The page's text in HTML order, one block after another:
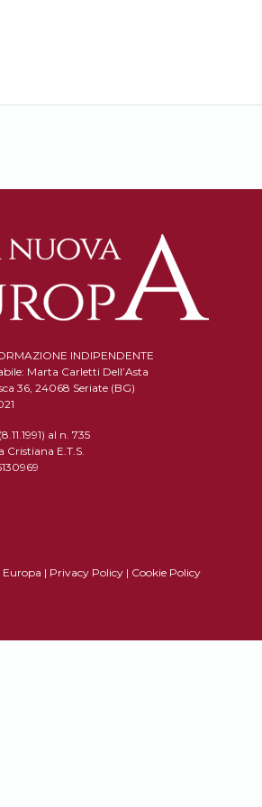
INDIPENDENTE
Marta Carletti Dell’Asta
36, 24068 Seriate (BG)
al n. 735
Cristiana E.T.S.
| Privacy Policy | Cookie Policy